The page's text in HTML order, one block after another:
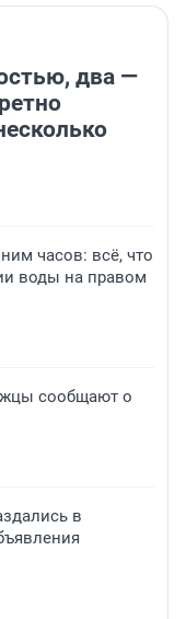
два —
часов: всё, что
воды на правом
сообщают о
в